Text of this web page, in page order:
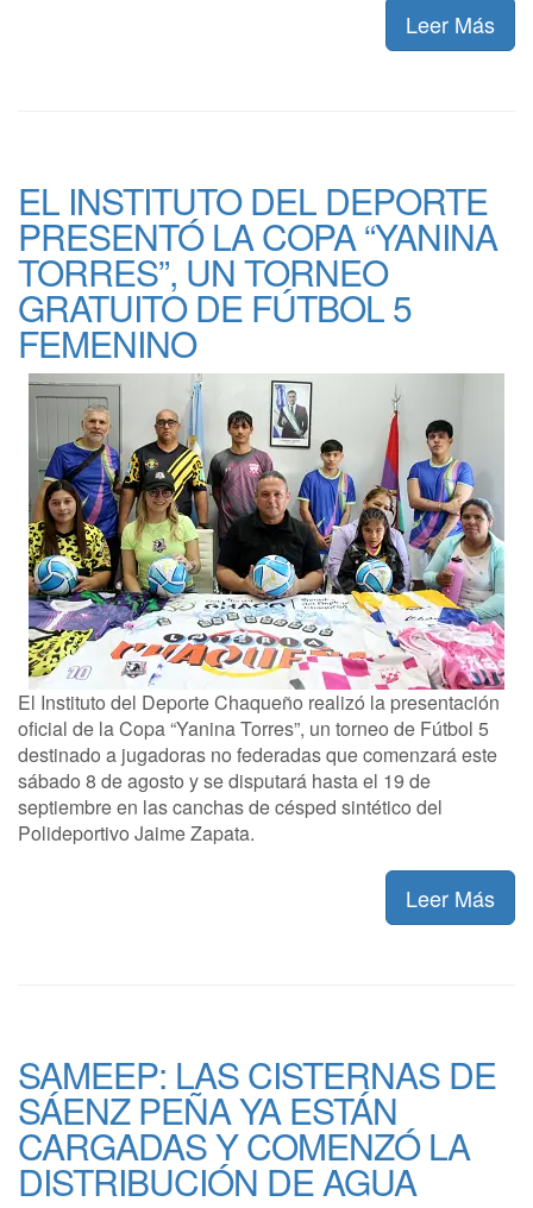
Leer Más
EL INSTITUTO DEL DEPORTE
PRESENTÓ LA COPA “YANINA
TORRES”, UN TORNEO
GRATUITO DE FÚTBOL 5
FEMENINO
El Instituto del Deporte Chaqueño realizó la presentación
oficial de la Copa “Yanina Torres”, un torneo de Fútbol 5
destinado a jugadoras no federadas que comenzará este
sábado 8 de agosto y se disputará hasta el 19 de
septiembre en las canchas de césped sintético del
Polideportivo Jaime Zapata.
Leer Más
SAMEEP: LAS CISTERNAS DE
SÁENZ PEÑA YA ESTÁN
CARGADAS Y COMENZÓ LA
DISTRIBUCIÓN DE AGUA